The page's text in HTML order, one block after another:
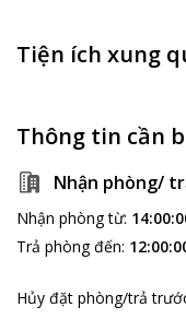
Tiện ích xung
Thông tin cần
Nhận phòng/
Nhận phòng từ:
Trả phòng đến:
Hủy đặt phòng/trả